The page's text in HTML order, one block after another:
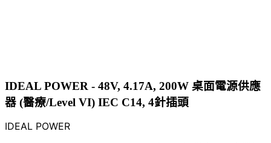
IDEAL POWER - 48V, 4.17A, 200W 桌面電源供應
器 (醫療/Level VI) IEC C14, 4針插頭
IDEAL POWER